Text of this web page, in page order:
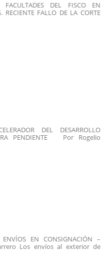
FACULTADES DEL FISCO EN
RECIENTE FALLO DE LA CORTE
DEL DESARROLLO
PENDIENTE Por Rogelio
ENVÍOS EN CONSIGNACIÓN –
Los envíos al exterior de